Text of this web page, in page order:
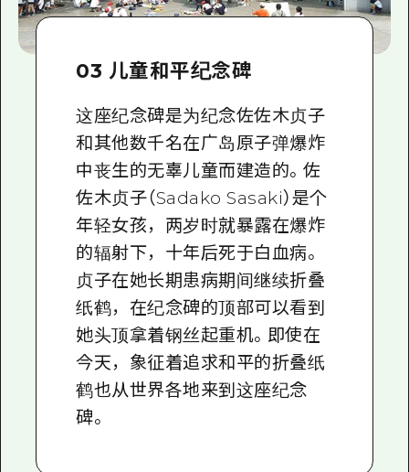
03 儿童和平纪念碑
这座纪念碑是为纪念佐佐木贞子
和其他数千名在广岛原子弹爆炸
中丧生的无辜儿童而建造的。佐
佐木贞子（Sadako Sasaki）是个
年轻女孩，两岁时就暴露在爆炸
的辐射下，十年后死于白血病。
贞子在她长期患病期间继续折叠
纸鹤，在纪念碑的顶部可以看到
她头顶拿着钢丝起重机。即使在
今天，象征着追求和平的折叠纸
鹤也从世界各地来到这座纪念
碑。